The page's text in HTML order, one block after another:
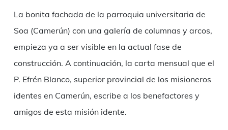
La bonita fachada de la parroquia universitaria de
Soa (Camerún) con una galería de columnas y arcos,
empieza ya a ser visible en la actual fase de
construcción. A continuación, la carta mensual que el
P. Efrén Blanco, superior provincial de los misioneros
identes en Camerún, escribe a los benefactores y
amigos de esta misión idente.